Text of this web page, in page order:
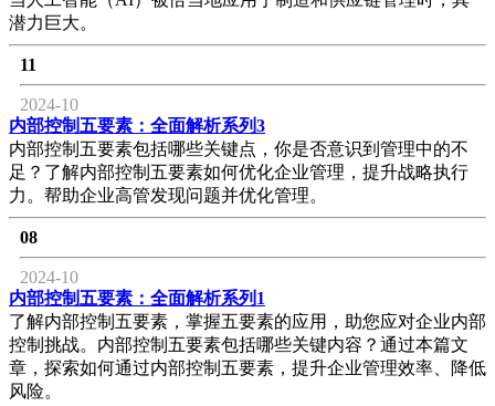
潜力巨大。
11
2024-10
内部控制五要素：全面解析系列3
内部控制五要素包括哪些关键点，你是否意识到管理中的不
足？了解内部控制五要素如何优化企业管理，提升战略执行
力。帮助企业高管发现问题并优化管理。
08
2024-10
内部控制五要素：全面解析系列1
了解内部控制五要素，掌握五要素的应用，助您应对企业内部
控制挑战。内部控制五要素包括哪些关键内容？通过本篇文
章，探索如何通过内部控制五要素，提升企业管理效率、降低
风险。